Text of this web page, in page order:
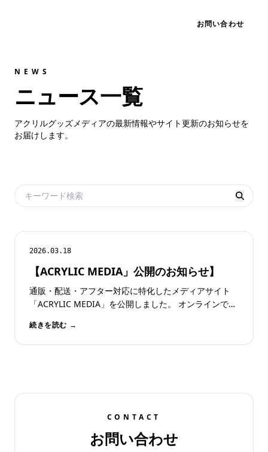
お問い合わせ
NEWS
ニュース一覧
アクリルグッズメディアの最新情報やサイト更新のお知らせを
お届けします。
2026.03.18
【ACRYLIC MEDIA」公開のお知らせ】
通販・配送・アフター対応に特化したメディアサイト
「ACRYLIC MEDIA」を公開しました。 オンラインでの
続きを読む →
CONTACT
お問い合わせ